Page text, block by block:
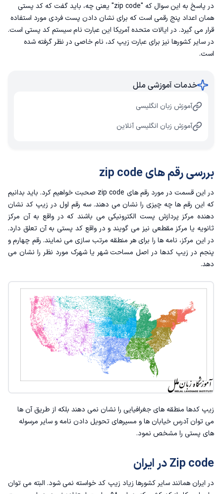
در پاسخ به این سوال که "zip code" یعنی چه، باید گفت که کد پستی
همان اعداد پنج رقمی است که برای نشان دادن پست فردی مورد استفاده
قرار می گیرد. در ایالات متحده آمریکا این عبارت نام سیستم کد پستی است‌.
در سایر کشورها نیز برای عبارت زیپ کد، نام خاصی در نظر گرفته شده
است.
خدمات آموزشی ملل
آموزش زبان انگلیسی
آموزش زبان انگلیسی آنلاین
بررسی رقم های zip code
در این قسمت در مورد رقم های zip code صحبت خواهیم کرد. باید بدانیم
که این رقم ها چه چیزی را نشان می دهند. سه رقم اول در زیپ کد نشان
دهنده مرکز پردازش پست الکترونیکی می‌ باشند که در واقع به آن مرکز
ثانویه یا مرکز مقطعی نیز می گویند و در واقع کد پستی به آن تعلق دارد.
در این مرکز، نامه ها را برای هر منطقه مرتب سازی می نمایند. رقم چهارم و
پنجم در زیپ کدها در اصل مساحت شهر یا شهرک مورد نظر را نشان می
دهد.
زیپ کدها منطقه های جغرافیایی را نشان نمی دهند بلکه از طریق آن ها
می توان آدرس خیابان ها و مسیرهای تحویل دادن نامه و سایر مرسوله
های پستی را مشخص نمود.
Zip code در ایران
در ایران همانند سایر کشورها زیاد زیپ کد خواسته نمی شود. البته می توان